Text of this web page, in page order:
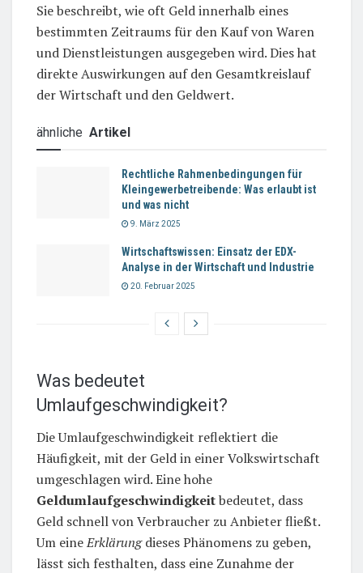
Sie beschreibt, wie oft Geld innerhalb eines
bestimmten Zeitraums für den Kauf von Waren
und Dienstleistungen ausgegeben wird. Dies hat
direkte Auswirkungen auf den Gesamtkreislauf
der Wirtschaft und den Geldwert.
ähnliche Artikel
Rechtliche Rahmenbedingungen für
Kleingewerbetreibende: Was erlaubt ist
und was nicht
9. März 2025
Wirtschaftswissen: Einsatz der EDX-
Analyse in der Wirtschaft und Industrie
20. Februar 2025
Was bedeutet
Umlaufgeschwindigkeit?
Die Umlaufgeschwindigkeit reflektiert die
Häufigkeit, mit der Geld in einer Volkswirtschaft
umgeschlagen wird. Eine hohe
Geldumlaufgeschwindigkeitbedeutet, dass
Geld schnell von Verbraucher zu Anbieter fließt.
Um eineErklärungdieses Phänomens zu geben,
lässt sich festhalten, dass eine Zunahme der